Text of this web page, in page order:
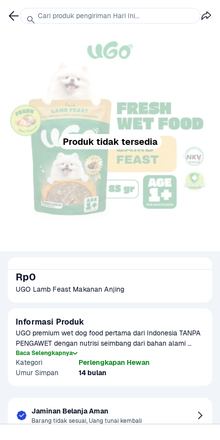
Produk tidak tersedia
Rp0
UGO Lamb Feast Makanan Anjing
Informasi Produk
UGO premium wet dog food pertama dari Indonesia TANPA
PENGAWET dengan nutrisi seimbang dari bahan alami
variasi daging & sayuran asli.
UGO wet food:
- Meningkatkan daya tahan tubuh
- Cocok untuk segala ukuran anjing
Baca Selengkapnya
Kategori
Perlengkapan Hewan
Umur Simpan
14 bulan
Jaminan Belanja Aman
Barang tidak sesuai, Uang tunai kembali
Cari produk pengiriman Hari Ini...